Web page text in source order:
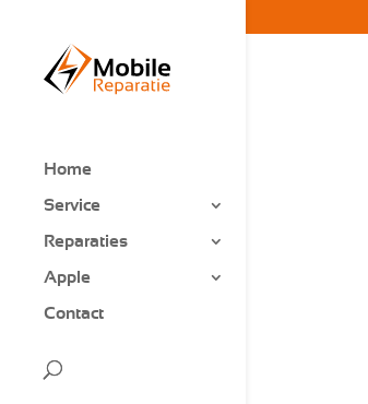
Home
Service
Reparaties
Apple
Contact